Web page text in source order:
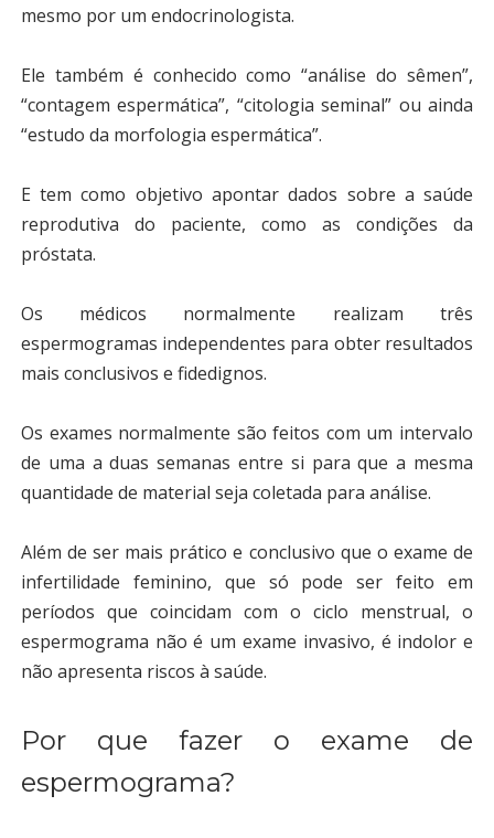
mesmo por um endocrinologista.
Ele também é conhecido como “análise do sêmen”,
“contagem espermática”, “citologia seminal” ou ainda
“estudo da morfologia espermática”.
E tem como objetivo apontar dados sobre a saúde
reprodutiva do paciente, como as condições da
próstata.
Os médicos normalmente realizam três
espermogramas independentes para obter resultados
mais conclusivos e fidedignos.
Os exames normalmente são feitos com um intervalo
de uma a duas semanas entre si para que a mesma
quantidade de material seja coletada para análise.
Além de ser mais prático e conclusivo que o exame de
infertilidade feminino, que só pode ser feito em
períodos que coincidam com o ciclo menstrual, o
espermograma não é um exame invasivo, é indolor e
não apresenta riscos à saúde.
Por que fazer o exame de
espermograma?